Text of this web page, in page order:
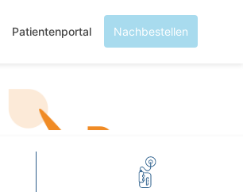
Patientenportal Nachbestellen